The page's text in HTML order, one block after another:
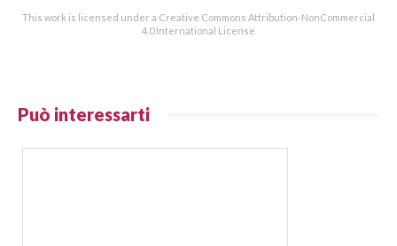
This work is licensed under a Creative Commons Attribution-NonCommercial
4.0 International License
Può interessarti